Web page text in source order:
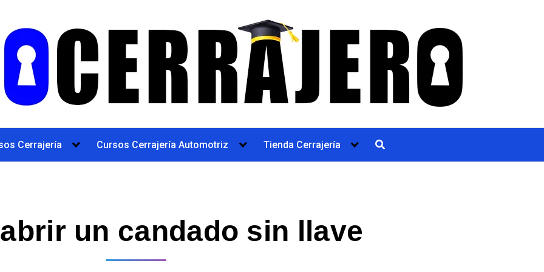
Cerrajería Cursos Cerrajería Automotriz Tienda Cerrajería
un candado sin llave